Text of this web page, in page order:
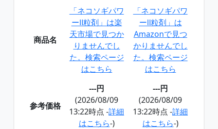
商品名
「ネコソギパワ
ーⅡ粒剤」は楽
天市場で見つか
りませんでし
た。検索ページ
はこちら
「ネコソギパワ
ーⅡ粒剤」は
Amazonで見つ
かりませんでし
た。検索ページ
はこちら
参考価格
---円
(2026/08/09
13:22時点 -詳細
はこちら-)
---円
(2026/08/09
13:22時点 -詳細
はこちら-)